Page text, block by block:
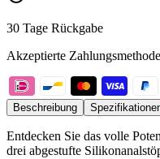
30 Tage Rückgabe
Akzeptierte
Beschreibung
Entdecken Sie das volle
drei abgestufte